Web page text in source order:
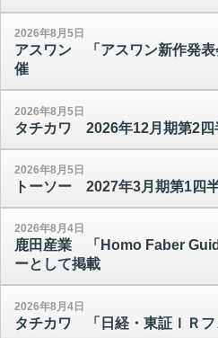
2026年8月5日
アスワン 「アスワン新作発表
催
2026年8月5日
タチカワ 2026年12月期第2四
2026年8月5日
トーソー 2027年3月期第1四
2026年8月4日
鹿田産業 「Homo Faber
ーとして掲載
2026年8月4日
タチカワ 「日経・東証ＩＲフ